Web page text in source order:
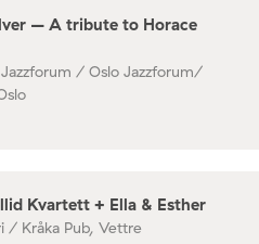
– A tribute to Horace
/ Oslo Jazzforum/
Kvartett + Ella & Esther
/ Kråka Pub, Vettre